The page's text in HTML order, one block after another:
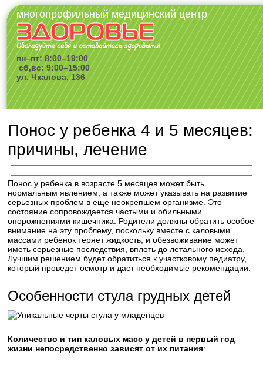
многопрофильный медицинский центр
пн–пт: 8:00–19:00
сб,вс: 9:00–15:00
ул. Чкалова, 136
Понос у ребенка 4 и 5 месяцев:
причины, лечение
Понос у ребенка в возрасте 5 месяцев может быть
нормальным явлением, а также может указывать на развитие
серьезных проблем в еще неокрепшем организме. Это
состояние сопровождается частыми и обильными
опорожнениями кишечника. Родители должны обратить особое
внимание на эту проблему, поскольку вместе с каловыми
массами ребенок теряет жидкость, и обезвоживание может
иметь серьезные последствия, вплоть до летального исхода.
Лучшим решением будет обратиться к участковому педиатру,
который проведет осмотр и даст необходимые рекомендации.
Особенности стула грудных детей
Количество и тип каловых масс у детей в первый год
жизни непосредственно зависят от их питания: